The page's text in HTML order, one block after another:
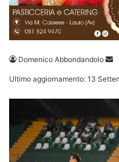
Domenico Abbondandolo
Ultimo aggiornamento: 13